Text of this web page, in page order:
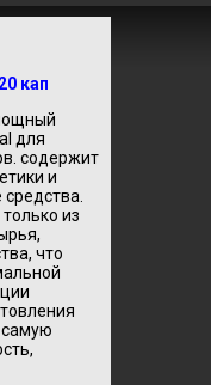
кап
для
содержит
и
из
что
самую